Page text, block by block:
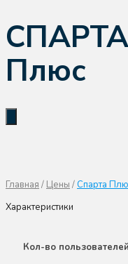
Плюс
Главная / Цены / Спарта
Характеристики
Кол-во